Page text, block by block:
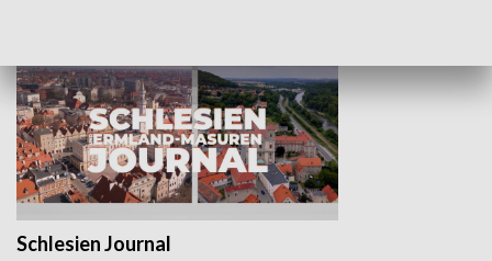
Schlesien Journal